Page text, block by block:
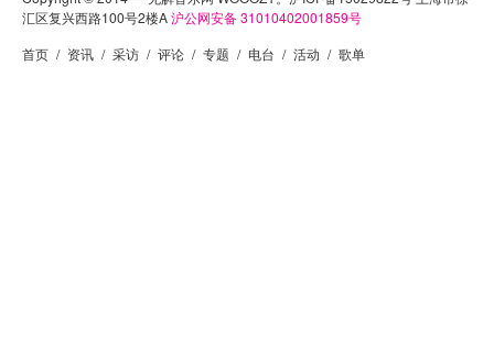
汇区复兴西路100号2楼A沪公网安备 31010402001859号
首页 / 资讯 / 采访 / 评论 / 专题 / 电台 / 活动 / 歌单